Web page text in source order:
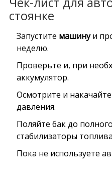
стоянке
Запустите машинуи
неделю.
Проверьте и, при
аккумулятор.
Осмотрите и
давления.
Поляйте бак до
стабилизаторы
Пока не используете